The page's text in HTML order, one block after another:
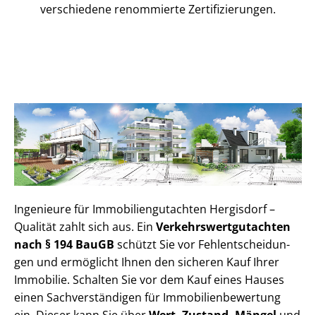
verschiedene renommierte Zer­ti­fi­zie­run­gen.
Ingenieure für Im­mo­bi­li­en­gut­ach­ten Hergisdorf –
Qualität zahlt sich aus. Ein Ver­kehrs­wert­gut­ach­ten
nach § 194 BauGB schützt Sie vor Fehl­ent­schei­dun­
gen und ermöglicht Ihnen den sicheren Kauf Ihrer
Immobilie. Schalten Sie vor dem Kauf eines Hauses
einen Sach­ver­stän­di­gen für Im­mo­bi­li­en­be­wer­tung